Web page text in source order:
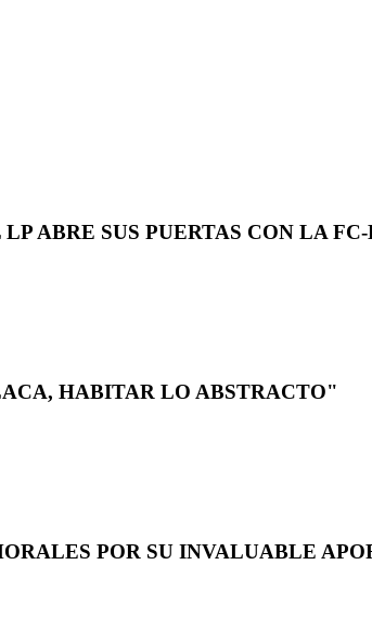
ABRE SUS PUERTAS CON LA
HABITAR LO ABSTRACTO"
POR SU INVALUABLE